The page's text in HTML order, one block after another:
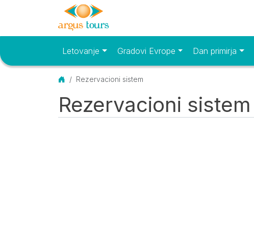
Osnovni meniLetovanje Gradovi Evrope Dan primirja
Početna
Rezervacioni sistem
Rezervacioni sistem